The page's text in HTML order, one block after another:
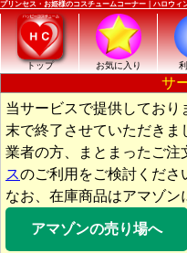
プリンセス・お姫様のコスチュームコーナー｜ハロウィ
トップ お気に入り
サ
当サービスで提供しており
末で終了させていただきま
業者の方、まとまったご注
スのご利用をご検討くださ
なお、在庫商品はアマゾン
アマゾンの売り場へ